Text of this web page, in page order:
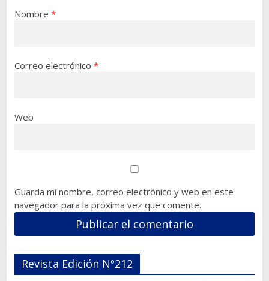
Nombre *
Correo electrónico *
Web
Guarda mi nombre, correo electrónico y web en este
navegador para la próxima vez que comente.
Revista Edición Nº212